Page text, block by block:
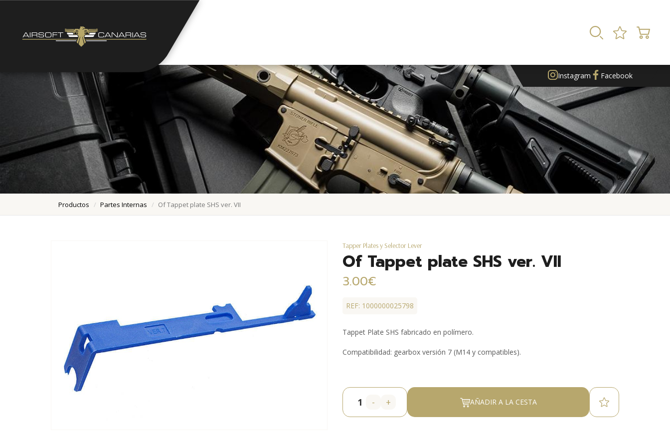
Instagram Facebook
Productos Partes Internas Of Tappet plate SHS ver. VII
Tapper Plates y Selector Lever
Of Tappet plate SHS ver. VII
3.00€
REF: 1000000025798
Tappet Plate SHS fabricado en polímero.
Compatibilidad: gearbox versión 7 (M14 y compatibles).
- + AÑADIR A LA CESTA